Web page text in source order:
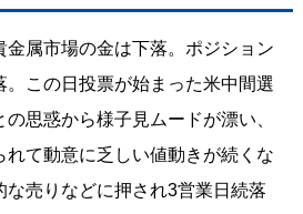
金属市場の金は下落。ポジション
。この日投票が始まった米中間選
の思惑から様子見ムードが漂い、
れて動意に乏 しい値動きが続くな
な売りなどに押され3営業日続落